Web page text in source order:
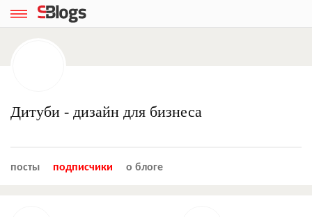
Дитуби - дизайн для бизнеса
посты подписчики о блоге